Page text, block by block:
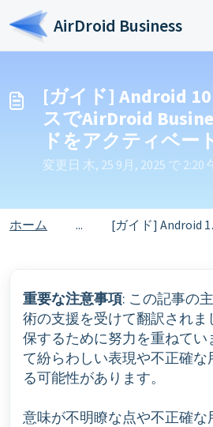
メインコンテンツに移動
AirDroid Business
[ガイド] Android
スでAirDroid
ドをアクティベー
変更日 木, 25 9月, 2025 で 2:20
ホーム ... [ガイド] Android 10以降のデバイスでAirDroid BusinessのKioskモードをアクティベー...
重要な注意事項: この記事の
術の支援を受けて翻訳されま
保するために努力を重ねてい
て紛らわしい表現や不正確な
る可能性があります。
意味が不明瞭な点や不正確